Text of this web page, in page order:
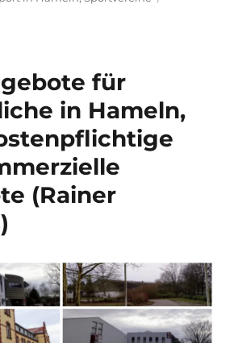
für
in Hameln,
(Rainer